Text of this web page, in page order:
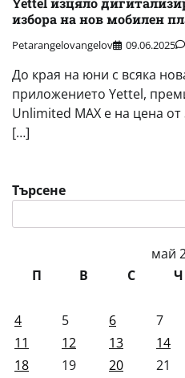
избора на нов мобилен
Petarangelovangelov 09.06.2025
До края на юни с всяка
приложението Yettel,
Unlimited MAX е на цена
[…]
Търсене
май
П
В С Ч
4
5 6 7
11
12 13 14
18
19 20 21